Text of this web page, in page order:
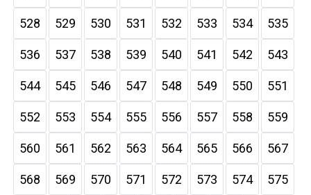
528 529 530 531 532 533 534 535
536 537 538 539 540 541 542 543
544 545 546 547 548 549 550 551
552 553 554 555 556 557 558 559
560 561 562 563 564 565 566 567
568 569 570 571 572 573 574 575